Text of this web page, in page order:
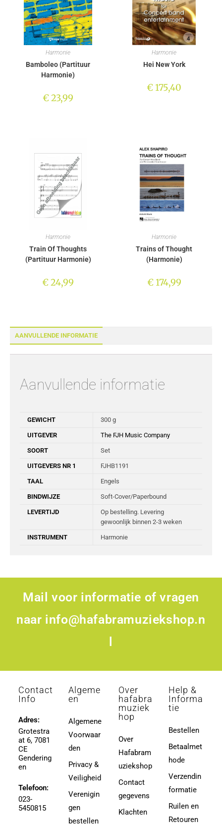
AANVULLENDE INFORMATIE
Aanvullende informatie
GEWICHT 300 g
UITGEVER The FJH Music Company
SOORT Set
UITGEVERS NR 1 FJHB1191
TAAL Engels
BINDWIJZE Soft-Cover/Paperbound
LEVERTIJD
Op bestelling. Levering
gewoonlijk binnen 2-3 weken
INSTRUMENT Harmonie
Harmonie
Bamboleo (Partituur
Harmonie)
€23,99
Harmonie
Hei New York
€175,40
Harmonie
Train Of Thoughts
(Partituur Harmonie)
€24,99
Harmonie
Trains of Thought
(Harmonie)
€174,99
Mail voor informatie of vragen
naar info@hafabramuziekshop.n
Contact
Info
Adres:
Grotestra
at 6, 7081
CE
Gendering
en
Telefoon:
023-
5450815
Algeme
en
Algemene
Voorwaar
den
Privacy &
Veiligheid
Verenigin
gen
bestellen
Over
hafabra
muziek
hop
Over
Hafabram
uziekshop
Contact
gegevens
Klachten
Help &
Informa
tie
Bestellen
Betaalmet
hode
Verzendin
formatie
Ruilen en
Retouren